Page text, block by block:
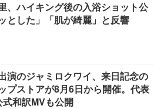
、ハイキング後の入浴ショット公
とした」「肌が綺麗」と反響
演のジャミロクワイ、来日記念の
プストアが8月6日から開催。代表
式和訳MVも公開